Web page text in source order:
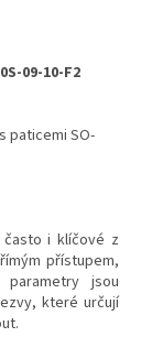
09-10-F2
paticemi SO-
často i klíčové z
přístupem,
jsou
které určují